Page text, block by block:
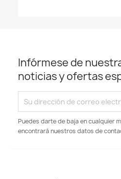
Infórmese de
noticias y ofertas
Puedes darte de baja en cualquier
encontrará nuestros datos de